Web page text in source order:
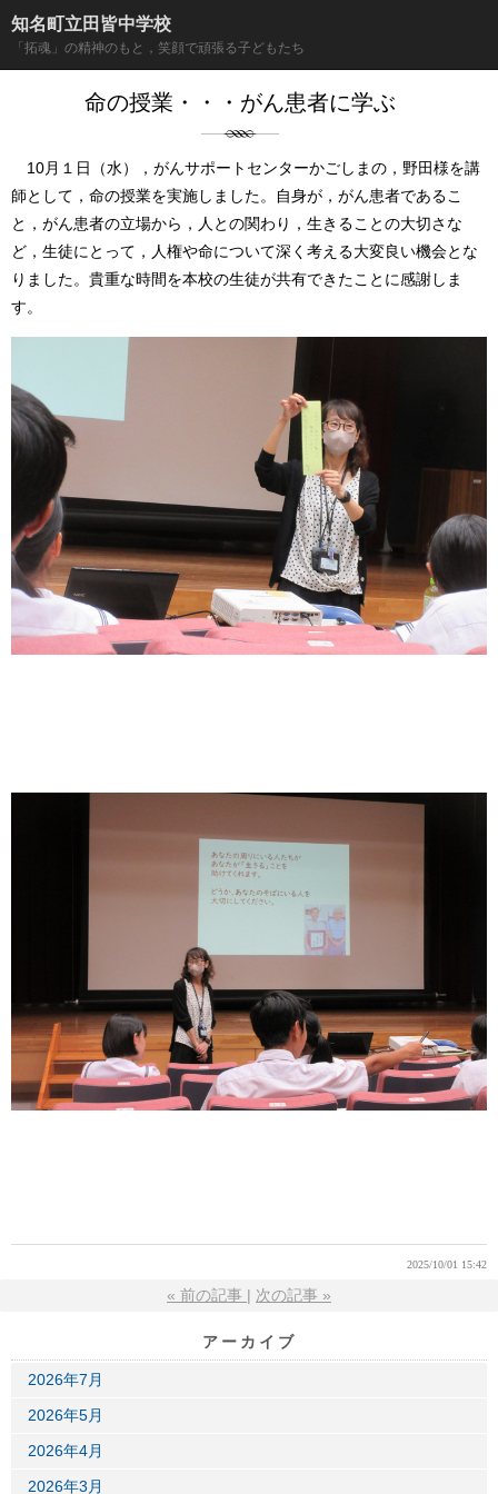
知名町立田皆中学校
「拓魂」の精神のもと，笑顔で頑張る子どもたち
命の授業・・・がん患者に学ぶ
10月１日（水），がんサポートセンターかごしまの，野田様を講
師として，命の授業を実施しました。自身が，がん患者であるこ
と，がん患者の立場から，人との関わり，生きることの大切さな
ど，生徒にとって，人権や命について深く考える大変良い機会とな
りました。貴重な時間を本校の生徒が共有できたことに感謝しま
す。
2025/10/01 15:42
« 前の記事 次の記事 »
アーカイブ
2026年7月
2026年5月
2026年4月
2026年3月